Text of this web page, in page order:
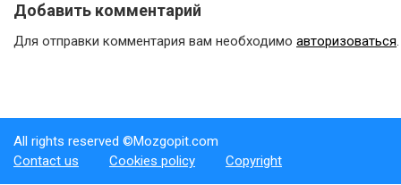
Добавить комментарий
Для отправки комментария вам необходимо авторизоваться.
All rights reserved ©Mozgopit.com
Contact us
Cookies policy Copyright